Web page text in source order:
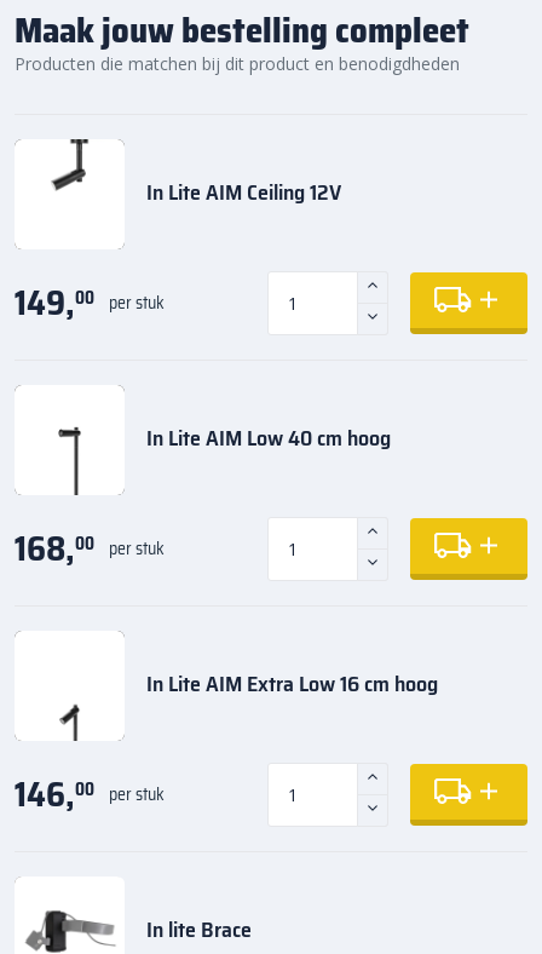
Maak jouw bestelling compleet
Producten die matchen bij dit product en benodigdheden
In Lite AIM Ceiling 12V
149,00 per stuk
In Lite AIM Low 40 cm hoog
168,00 per stuk
In Lite AIM Extra Low 16 cm hoog
146,00 per stuk
In lite Brace